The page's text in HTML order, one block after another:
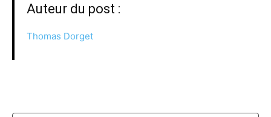
Auteur du post :
Thomas Dorget